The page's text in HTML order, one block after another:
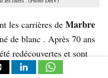
les carrières de Marbre
de blanc . Après 70 ans
redécouvertes et sont
par les